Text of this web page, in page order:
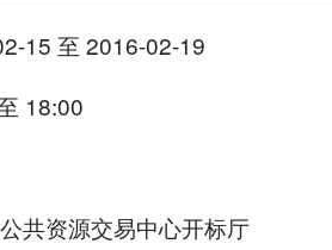
15 至 2016-02-19
18:00
共资源交易中心开标厅